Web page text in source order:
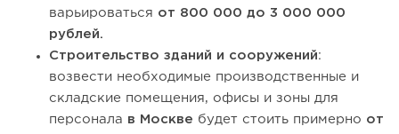
варьироваться от 800 000 до 3 000 000
рублей.
Строительство зданий и сооружений:
возвести необходимые производственные и
складские помещения, офисы и зоны для
персонала в Москве будет стоить примерно от